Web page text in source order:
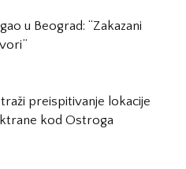
u Beograd: “Zakazani
preispitivanje lokacije
kod Ostroga